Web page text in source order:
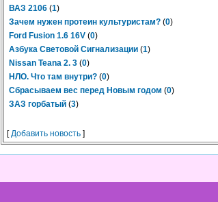
ВАЗ 2106 (1)
Зачем нужен протеин культуристам? (0)
Ford Fusion 1.6 16V (0)
Азбука Световой Сигнализации (1)
Nissan Teana 2. 3 (0)
НЛО. Что там внутри? (0)
Сбрасываем вес перед Новым годом (0)
ЗАЗ горбатый (3)
[Добавить новость ]